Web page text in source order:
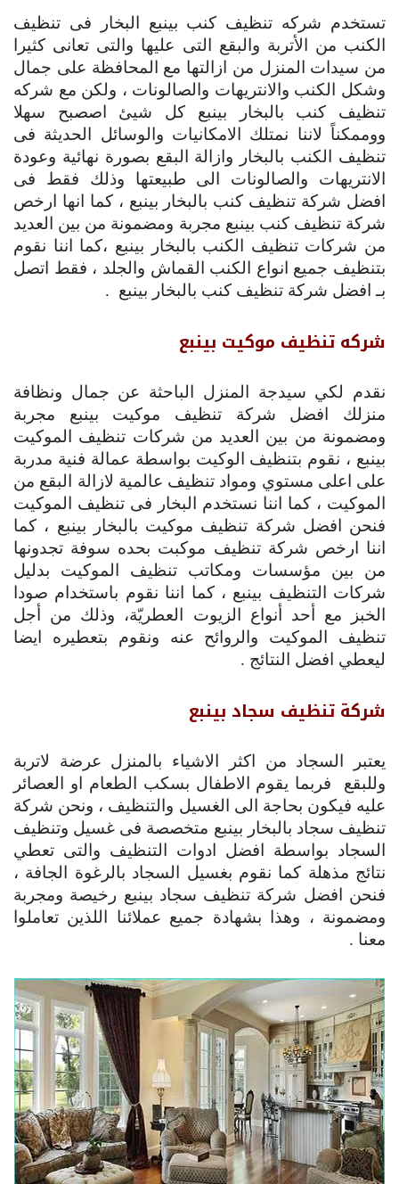
تستخدم شركه تنظيف كنب بينبع البخار فى تنظيف
الكنب من الأتربة والبقع التى عليها والتى تعانى كثيرا
من سيدات المنزل من ازالتها مع المحافظة على جمال
وشكل الكنب والانتريهات والصالونات ، ولكن مع شركه
تنظيف كنب بالبخار بينبع كل شيئ اصصبح سهلا
ووممكناً لاننا نمتلك الامكانيات والوسائل الحديثة فى
تنظيف الكنب بالبخار وازالة البقع بصورة نهائية وعودة
الانتريهات والصالونات الى طبيعتها وذلك فقط فى
افضل شركة تنظيف كنب بالبخار بينبع ، كما انها ارخص
شركة تنظيف كنب بينبع مجربة ومضمونة من بين العديد
من شركات تنظيف الكنب بالبخار بينبع ،كما اننا نقوم
بتنظيف جميع انواع الكنب القماش والجلد ، فقط اتصل
بـ افضل شركة تنظيف كنب بالبخار بينبع .
شركه تنظيف موكيت بينبع
نقدم لكي سيدجة المنزل الباحثة عن جمال ونظافة
منزلك افضل شركة تنظيف موكيت بينبع مجربة
ومضمونة من بين العديد من شركات تنظيف الموكيت
بينبع ، نقوم بتنظيف الوكيت بواسطة عمالة فنية مدربة
على اعلى مستوي ومواد تنظيف عالمية لازالة البقع من
الموكيت ، كما اننا نستخدم البخار فى تنظيف الموكيت
فنحن افضل شركة تنظيف موكيت بالبخار بينبع ، كما
اننا ارخص شركة تنظيف موكبت بحده سوفة تجدونها
من بين مؤسسات ومكاتب تنظيف الموكيت بدليل
شركات التنظيف بينبع ، كما اننا نقوم باستخدام صودا
الخبز مع أحد أنواع الزيوت العطريّة، وذلك من أجل
تنظيف الموكيت والروائح عنه ونقوم بتعطيره ايضا
ليعطي افضل النتائج .
شركة تنظيف سجاد بينبع
يعتبر السجاد من اكثر الاشياء بالمنزل عرضة لاتربة
وللبقع فربما يقوم الاطفال بسكب الطعام او العصائر
عليه فيكون بحاجة الى الغسيل والتنظيف ، ونحن شركة
تنظيف سجاد بالبخار بينبع متخصصة فى غسيل وتنظيف
السجاد بواسطة افضل ادوات التنظيف والتى تعطي
نتائج مذهلة كما نقوم بغسيل السجاد بالرغوة الجافة ،
فنحن افضل شركة تنظيف سجاد بينبع رخيصة ومجربة
ومضمونة ، وهذا بشهادة جميع عملائنا اللذين تعاملوا
معنا .